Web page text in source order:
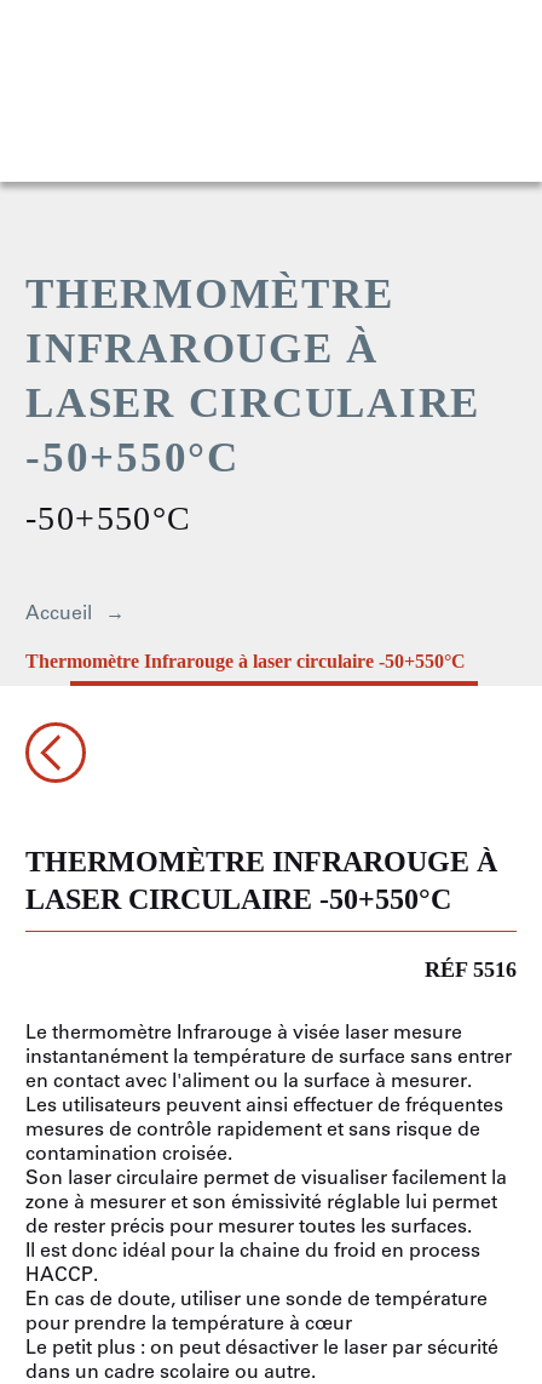
THERMOMÈTRE
INFRAROUGE À
LASER CIRCULAIRE
-50+550°C
-50+550°C
Accueil
Thermomètre Infrarouge à laser circulaire -50+550°C
THERMOMÈTRE INFRAROUGE À
LASER CIRCULAIRE -50+550°C
RÉF 5516
Le thermomètre Infrarouge à visée laser mesure
instantanément la température de surface sans entrer
en contact avec l'aliment ou la surface à mesurer.
Les utilisateurs peuvent ainsi effectuer de fréquentes
mesures de contrôle rapidement et sans risque de
contamination croisée.
Son laser circulaire permet de visualiser facilement la
zone à mesurer et son émissivité réglable lui permet
de rester précis pour mesurer toutes les surfaces.
Il est donc idéal pour la chaine du froid en process
HACCP.
En cas de doute, utiliser une sonde de température
pour prendre la température à cœur
Le petit plus : on peut désactiver le laser par sécurité
dans un cadre scolaire ou autre.